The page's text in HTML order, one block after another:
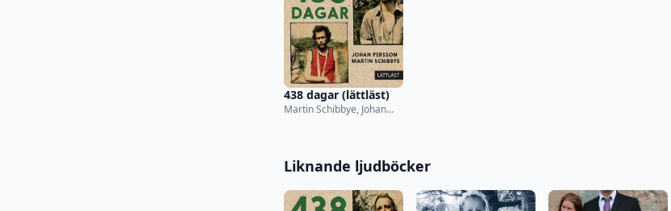
438 dagar (lättläst)
Martin Schibbye, Johan
Liknande ljudböcker